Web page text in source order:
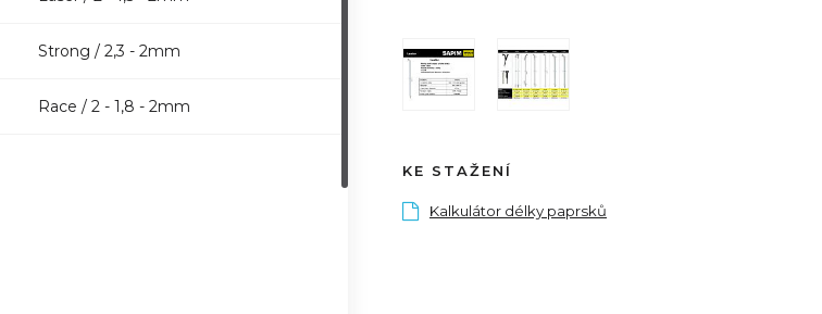
Strong / 2,3 - 2mm
Race / 2 - 1,8 - 2mm
KE STAŽENÍ
Kalkulátor délky paprsků